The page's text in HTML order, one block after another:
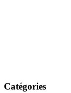
Catégories